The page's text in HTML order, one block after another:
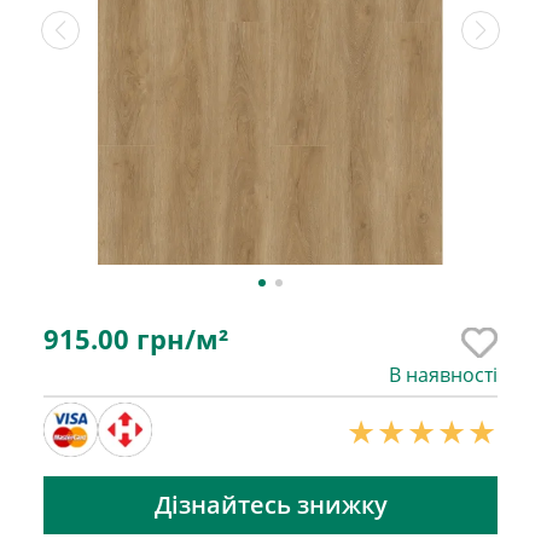
915.00 грн/м²
В наявності
Дізнайтесь знижку